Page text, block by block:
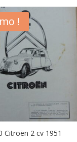
:
€.
est :
5,00 €.
!
Citroën 2 cv 1951